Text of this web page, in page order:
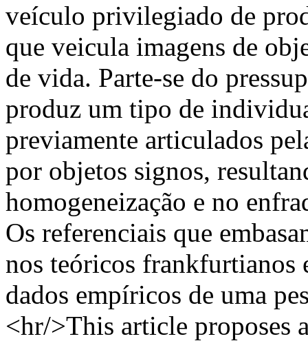
veículo privilegiado de
que veicula imagens de
de vida. Parte-se do
produz um tipo de
previamente articulados
por objetos signos,
homogeneização e no
Os referenciais que
nos teóricos
dados empíricos de uma
<hr/>This article proposes